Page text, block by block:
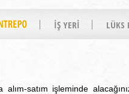
İŞ YERİ LÜKS
alım-satım işleminde